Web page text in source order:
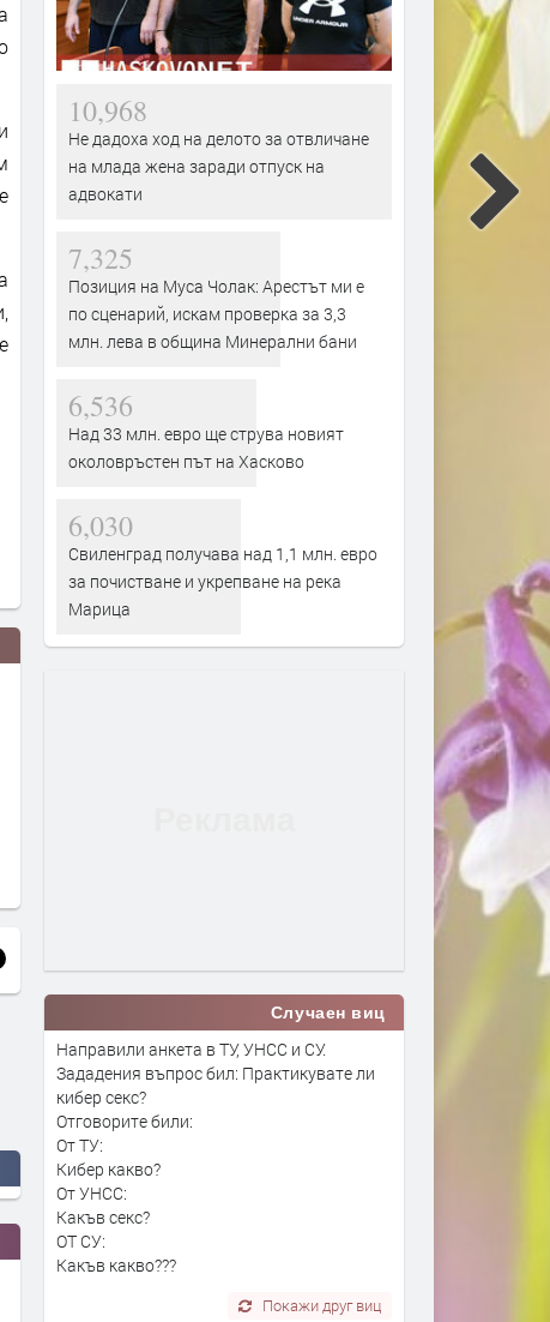
10,968
Не дадоха ход на делото за отвличане
на млада жена заради отпуск на
адвокати
7,325
Позиция на Муса Чолак: Арестът ми е
по сценарий, искам проверка за 3,3
млн. лева в община Минерални бани
6,536
Над 33 млн. евро ще струва новият
околовръстен път на Хасково
6,030
Свиленград получава над 1,1 млн. евро
за почистване и укрепване на река
Марица
Случаен виц
Направили анкета в ТУ, УНСС и СУ.
Зададения въпрос бил: Практикувате ли
кибер секс?
Отговорите били:
От ТУ:
Кибер какво?
От УНСС:
Какъв секс?
ОТ СУ:
Какъв какво???
Покажи друг виц